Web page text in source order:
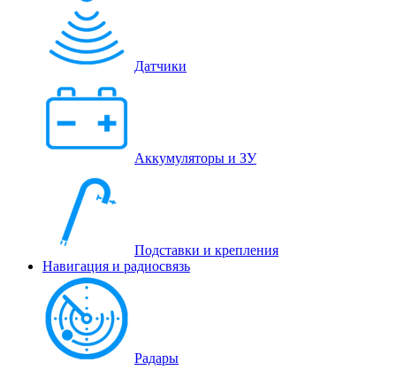
Датчики
Аккумуляторы и ЗУ
Подставки и крепления
Навигация и радиосвязь
Радары